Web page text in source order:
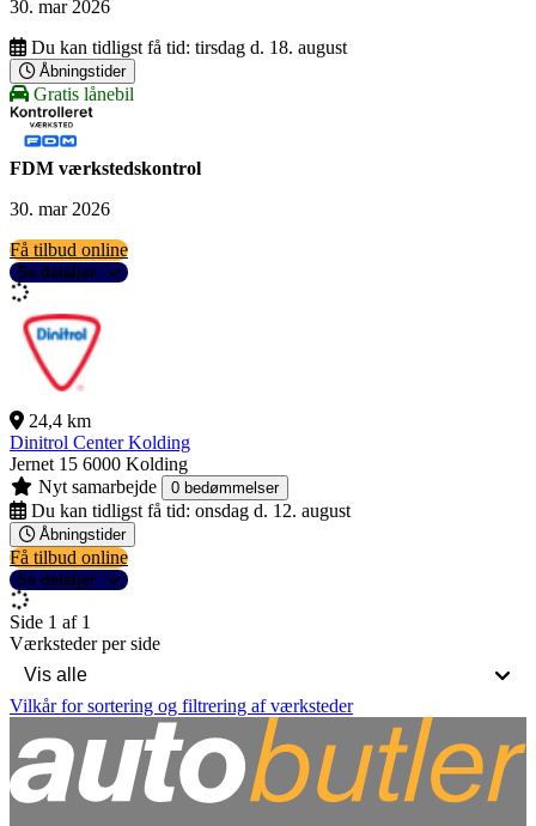
30. mar 2026
Du kan tidligst få tid: tirsdag d. 18. august
Åbningstider
Gratis lånebil
FDM værkstedskontrol
30. mar 2026
Få tilbud online
Se detaljer
24,4 km
Dinitrol Center Kolding
Jernet 15 6000 Kolding
Nyt samarbejde
0 bedømmelser
Du kan tidligst få tid: onsdag d. 12. august
Åbningstider
Få tilbud online
Se detaljer
Side 1 af 1
Værksteder per side
Vilkår for sortering og filtrering af værksteder